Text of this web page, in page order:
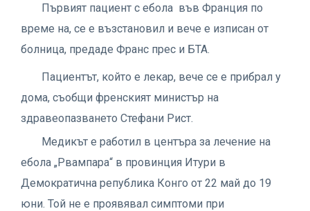
Първият пациент с ебола във Франция по
време на, се е възстановил и вече е изписан от
болница, предаде Франс прес и БТА.
Пациентът, който е лекар, вече се е прибрал у
дома, съобщи френският министър на
здравеопазването Стефани Рист.
Медикът е работил в центъра за лечение на
ебола „Рвампара“ в провинция Итури в
Демократична република Конго от 22 май до 19
юни. Той не е проявявал симптоми при